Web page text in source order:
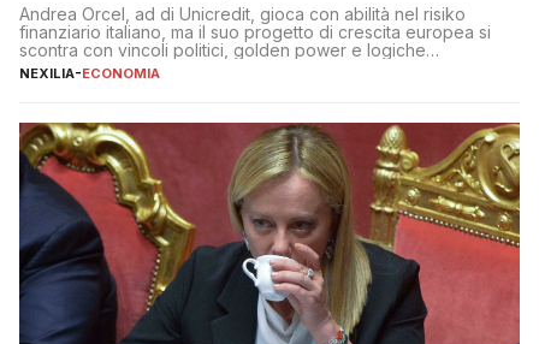
Andrea Orcel, ad di Unicredit, gioca con abilità nel risiko
finanziario italiano, ma il suo progetto di crescita europea si
scontra con vincoli politici, golden power e logiche
protezionistiche. Orcel e la mossa su Generali Andrea Orcel,
NEXILIA-ECONOMIA